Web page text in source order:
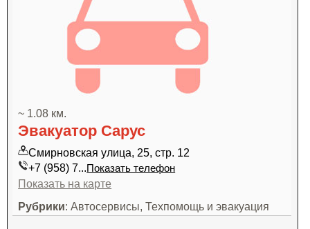
~ 1.08 км.
Эвакуатор Сарус
Смирновская улица, 25, стр. 12
+7 (958) 7...Показать телефон
Показать на карте
Рубрики: Автосервисы, Техпомощь и эвакуация